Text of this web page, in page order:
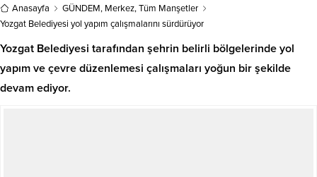
Anasayfa GÜNDEM, Merkez,Tüm Manşetler
Yozgat Belediyesi yol yapım çalışmalarını sürdürüyor
Yozgat Belediyesi tarafından şehrin belirli bölgelerinde yol
yapım ve çevre düzenlemesi çalışmaları yoğun bir şekilde
devam ediyor.